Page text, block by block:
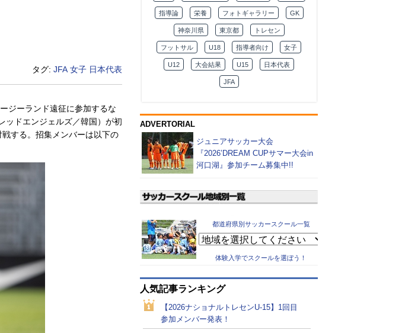
タグ: JFA 女子 日本代表
ジーランド遠征に参加するな
ッドエンジェルズ／韓国）が初
する。招集メンバーは以下の
指導論 栄養 フォトギャラリー GK
神奈川県 東京都 トレセン
フットサル U18 指導者向け 女子
U12 大会結果 U15 日本代表
JFA
ADVERTORIAL
ジュニアサッカー大会
『2026’DREAM CUPサマー大会in
河口湖』参加チーム募集中!!
都道府県別サッカースクール一覧
体験入学でスクールを選ぼう！
人気記事ランキング
【2026ナショナルトレセンU-15】1回目
参加メンバー発表！